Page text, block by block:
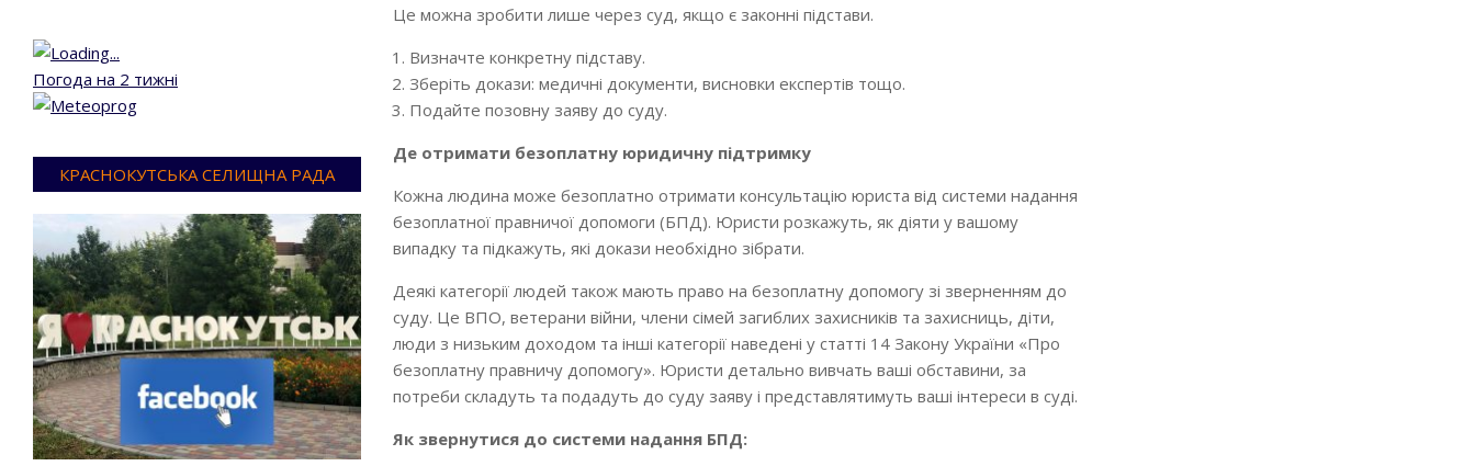
Це можна зробити лише через суд, якщо є законні підстави.
Визначте конкретну підставу.
Зберіть докази: медичні документи, висновки експертів тощо.
Подайте позовну заяву до суду.
Де отримати безоплатну юридичну підтримку
Кожна людина може безоплатно отримати консультацію юриста від системи надання
безоплатної правничої допомоги (БПД). Юристи розкажуть, як діяти у вашому
випадку та підкажуть, які докази необхідно зібрати.
Деякі категорії людей також мають право на безоплатну допомогу зі зверненням до
суду. Це ВПО, ветерани війни, члени сімей загиблих захисників та захисниць, діти,
люди з низьким доходом та інші категорії наведені у статті 14 Закону України «Про
безоплатну правничу допомогу». Юристи детально вивчать ваші обставини, за
потреби складуть та подадуть до суду заяву і представлятимуть ваші інтереси в суді.
Як звернутися до системи надання БПД:
Погода на 2 тижні
КРАСНОКУТСЬКА СЕЛИЩНА РАДА